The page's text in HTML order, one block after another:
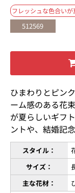
フレッシュな色合いが
512569
ひまわりとピン
ーム感のある花
が夏らしいギフ
ントや、結婚記
スタイル：
サイズ：
主な花材：